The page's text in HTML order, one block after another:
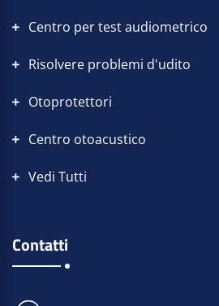
Centro per test audiometrico
Risolvere problemi d'udito
Otoprotettori
Centro otoacustico
Vedi Tutti
Contatti